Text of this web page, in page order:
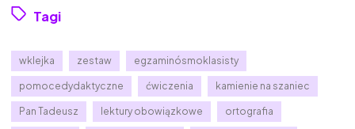
Tagi
wklejka zestaw egzaminósmoklasisty
pomocedydaktyczne ćwiczenia kamienie na szaniec
Pan Tadeusz lektury obowiązkowe ortografia